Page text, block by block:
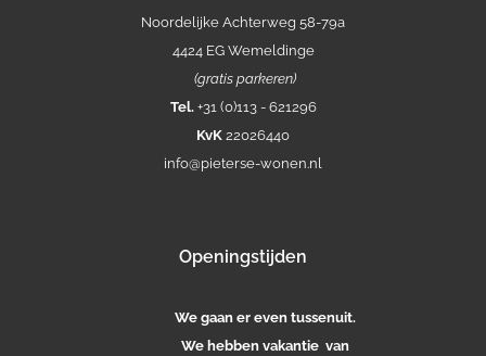
Noordelijke Achterweg 58-79a
4424 EG Wemeldinge
(gratis parkeren)
Tel. +31 (0)113 - 621296
KvK 22026440
info@pieterse-wonen.nl
Openingstijden
We gaan er even tussenuit.
We hebben vakantie van